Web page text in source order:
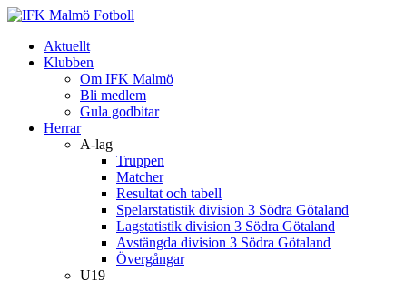
Aktuellt
Klubben
Om IFK Malmö
Bli medlem
Gula godbitar
Herrar
A-lag
Truppen
Matcher
Resultat och tabell
Spelarstatistik division 3 Södra Götaland
Lagstatistik division 3 Södra Götaland
Avstängda division 3 Södra Götaland
Övergångar
U19